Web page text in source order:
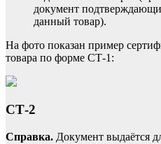
документ
данный товар).
На фото показан пример
товара по форме СТ-1:
СТ-2
Справка. Документ выдаётся